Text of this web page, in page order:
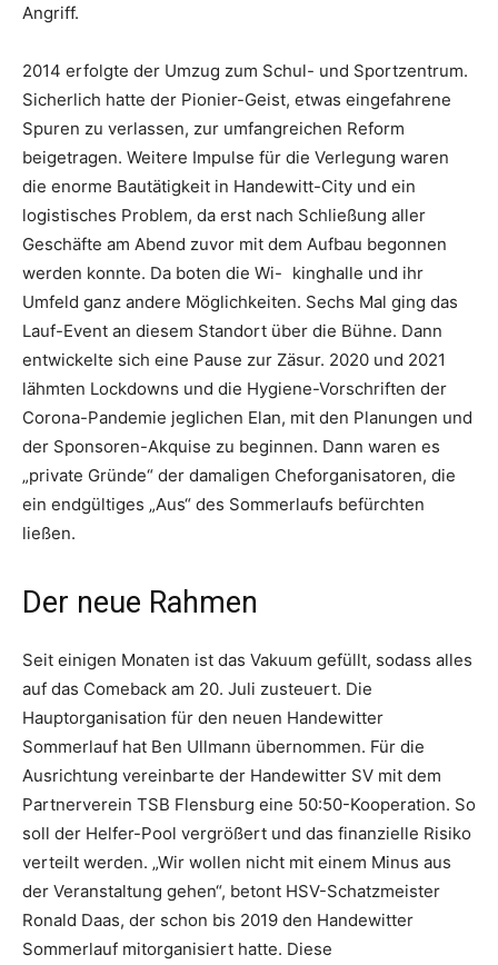
Angriff.
2014 erfolgte der Umzug zum Schul- und Sportzentrum.
Sicherlich hatte der Pionier-Geist, etwas eingefahrene
Spuren zu verlassen, zur umfangreichen Reform
beigetragen. Weitere Impulse für die Verlegung waren
die enorme Bautätigkeit in Handewitt-City und ein
logistisches Problem, da erst nach Schließung aller
Geschäfte am Abend zuvor mit dem Aufbau begonnen
werden konnte. Da boten die Wi- kinghalle und ihr
Umfeld ganz andere Möglichkeiten. Sechs Mal ging das
Lauf-Event an diesem Standort über die Bühne. Dann
entwickelte sich eine Pause zur Zäsur. 2020 und 2021
lähmten Lockdowns und die Hygiene-Vorschriften der
Corona-Pandemie jeglichen Elan, mit den Planungen und
der Sponsoren-Akquise zu beginnen. Dann waren es
„private Gründe“ der damaligen Cheforganisatoren, die
ein endgültiges „Aus“ des Sommerlaufs befürchten
ließen.
Der neue Rahmen
Seit einigen Monaten ist das Vakuum gefüllt, sodass alles
auf das Comeback am 20. Juli zusteuert. Die
Hauptorganisation für den neuen Handewitter
Sommerlauf hat Ben Ullmann übernommen. Für die
Ausrichtung vereinbarte der Handewitter SV mit dem
Partnerverein TSB Flensburg eine 50:50-Kooperation. So
soll der Helfer-Pool vergrößert und das finanzielle Risiko
verteilt werden. „Wir wollen nicht mit einem Minus aus
der Veranstaltung gehen“, betont HSV-Schatzmeister
Ronald Daas, der schon bis 2019 den Handewitter
Sommerlauf mitorganisiert hatte. Diese